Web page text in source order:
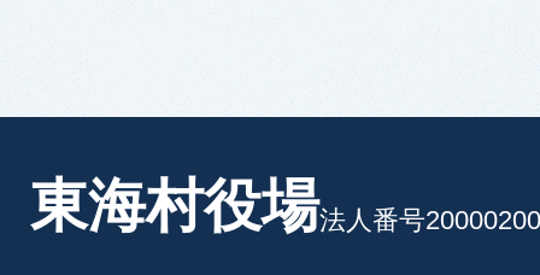
東海村役場法人番号